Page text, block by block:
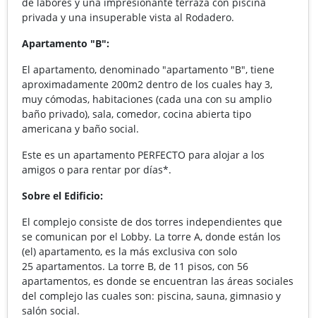
privada y una insuperable vista al Rodadero.
Apartamento "B":
El apartamento, denominado "apartamento "B", tiene
aproximadamente 200m2 dentro de los cuales hay 3,
muy cómodas, habitaciones (cada una con su amplio
baño privado), sala, comedor, cocina abierta tipo
americana y baño social.
Este es un apartamento PERFECTO para alojar a los
amigos o para rentar por días*.
Sobre el Edificio:
El complejo consiste de dos torres independientes que
se comunican por el Lobby. La torre A, donde están los
(el) apartamento, es la más exclusiva con solo
25 apartamentos. La torre B, de 11 pisos, con 56
apartamentos, es donde se encuentran las áreas sociales
del complejo las cuales son: piscina, sauna, gimnasio y
salón social.